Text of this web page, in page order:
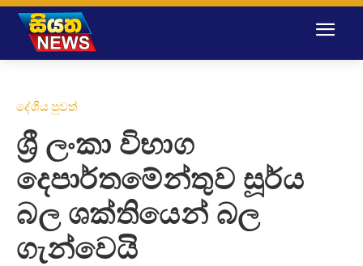
දේශීය පුවත්
ශ්‍රී ලංකා විභාග
දෙපාර්තමේන්තුව සූර්ය
බල ශක්තියෙන් බල
ගැන්වෙයි